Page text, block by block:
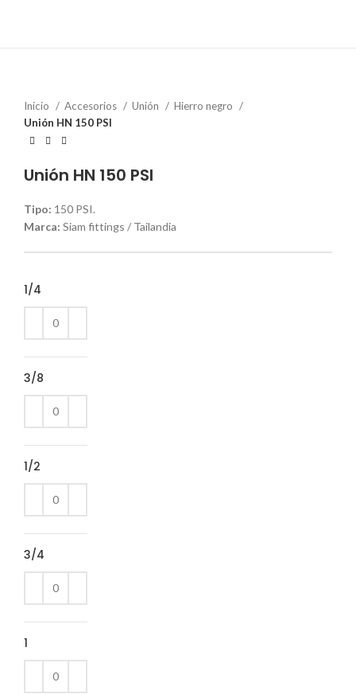
Inicio Accesorios Unión
Hierro negro
Unión HN 150 PSI
Unión HN 150 PSI
Tipo: 150 PSI.
Marca: Siam fittings / Tailandia
1/4
3/8
1/2
3/4
1